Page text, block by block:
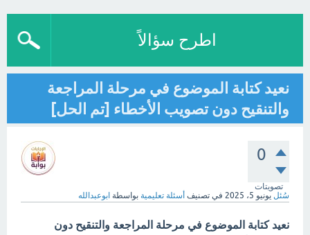
اطرح سؤالاً
نعيد كتابة الموضوع في مرحلة المراجعة
والتنقيح دون تصويب الأخطاء [تم الحل]
0
تصويتات
سُئل يونيو 5، 2025 في تصنيف أسئلة تعليمية بواسطة ابوعبدالله
نعيد كتابة الموضوع في مرحلة المراجعة والتنقيح دون